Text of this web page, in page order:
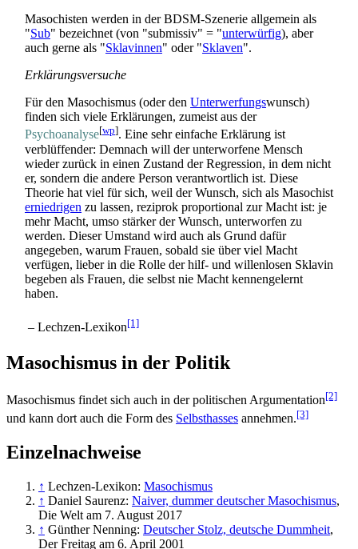
Masochisten werden in der BDSM-Szenerie allgemein als
"Sub" bezeichnet (von "submissiv" = "unterwürfig), aber
auch gerne als "Sklavinnen" oder "Sklaven".
Erklärungsversuche
Für den Masochismus (oder den Unterwerfungs­wunsch)
finden sich viele Erklärungen, zumeist aus der
Psychoanalyse[wp]. Eine sehr einfache Erklärung ist
verblüffender: Demnach will der unterworfene Mensch
wieder zurück in einen Zustand der Regression, in dem nicht
er, sondern die andere Person verantwortlich ist. Diese
Theorie hat viel für sich, weil der Wunsch, sich als Masochist
erniedrigen zu lassen, reziprok proportional zur Macht ist: je
mehr Macht, umso stärker der Wunsch, unterworfen zu
werden. Dieser Umstand wird auch als Grund dafür
angegeben, warum Frauen, sobald sie über viel Macht
verfügen, lieber in die Rolle der hilf- und willen­losen Sklavin
begeben als Frauen, die selbst nie Macht kennen­gelernt
haben.
– Lechzen-Lexikon[1]
Masochismus in der Politik
Masochismus findet sich auch in der politischen Argumentation[2]
und kann dort auch die Form des Selbsthasses annehmen.[3]
Einzelnachweise
↑ Lechzen-Lexikon: Masochismus
↑ Daniel Saurenz: Naiver, dummer deutscher Masochismus,
Die Welt am 7. August 2017
↑ Günther Nenning: Deutscher Stolz, deutsche Dummheit,
Der Freitag am 6. April 2001